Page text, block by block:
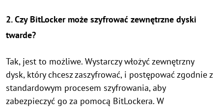
2. Czy BitLocker może szyfrować zewnętrzne dyski
twarde?
Tak, jest to możliwe. Wystarczy włożyć zewnętrzny
dysk, który chcesz zaszyfrować, i postępować zgodnie z
standardowym procesem szyfrowania, aby
zabezpieczyć go za pomocą BitLockera. W